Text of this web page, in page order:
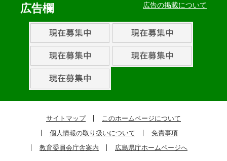
広告欄 広告の掲載について
サイトマップ
このホームページについて
個人情報の取り扱いについて
免責事項
教育委員会庁舎案内
広島県庁ホームページへ